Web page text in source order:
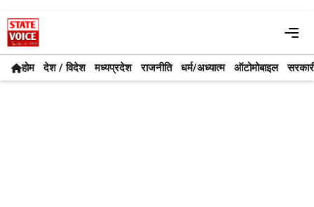
Skip
to
content
होम देश / विदेश मध्यप्रदेश राजनीति धर्म/अध्यात्म ऑटोमोबाइल